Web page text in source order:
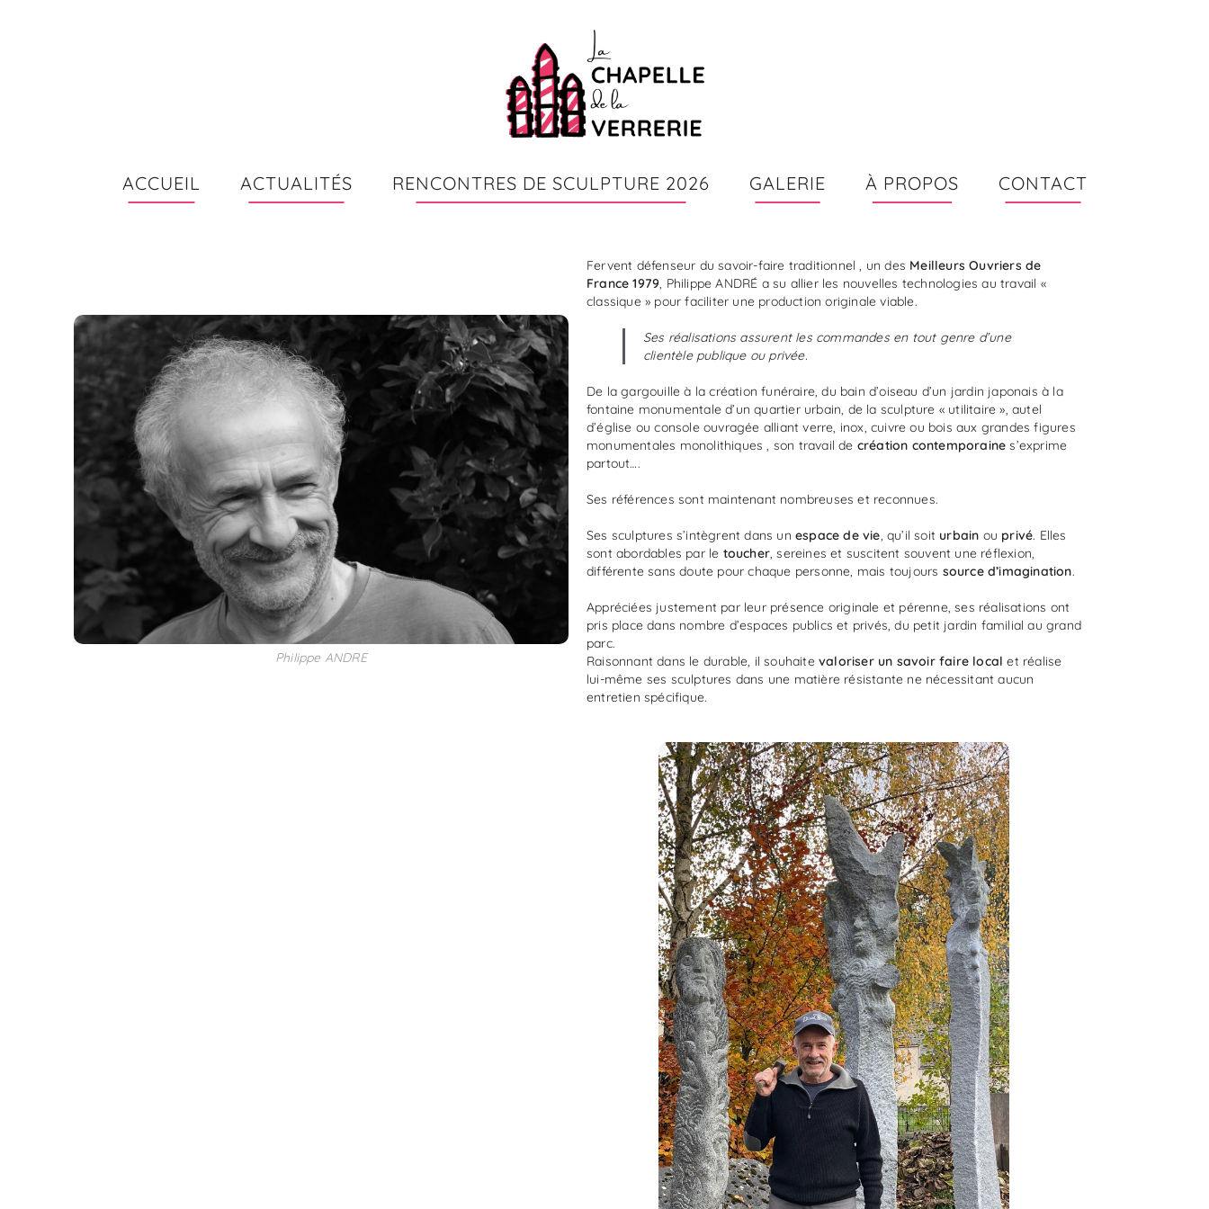
ACCUEIL ACTUALITÉS RENCONTRES DE SCULPTURE 2026 GALERIE À PROPOS CONTACT
Philippe ANDRE
Fervent défenseur du savoir-faire traditionnel , un des Meilleurs Ouvriers de
France 1979, Philippe ANDRÉ a su allier les nouvelles technologies au travail «
classique » pour faciliter une production originale viable.
Ses réalisations assurent les commandes en tout genre d’une
clientèle publique ou privée.
De la gargouille à la création funéraire, du bain d’oiseau d’un jardin japonais à la
fontaine monumentale d’un quartier urbain, de la sculpture « utilitaire », autel
d’église ou console ouvragée alliant verre, inox, cuivre ou bois aux grandes figures
monumentales monolithiques , son travail de création contemporaine s’exprime
partout….
Ses références sont maintenant nombreuses et reconnues.
Ses sculptures s’intègrent dans un espace de vie, qu’il soit urbain ou privé. Elles
sont abordables par le toucher, sereines et suscitent souvent une réflexion,
différente sans doute pour chaque personne, mais toujours source d’imagination.
Appréciées justement par leur présence originale et pérenne, ses réalisations ont
pris place dans nombre d’espaces publics et privés, du petit jardin familial au grand
parc.
Raisonnant dans le durable, il souhaite valoriser un savoir faire local et réalise
lui-même ses sculptures dans une matière résistante ne nécessitant aucun
entretien spécifique.